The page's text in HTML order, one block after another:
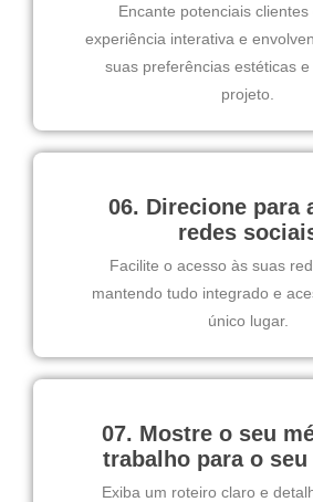
Encante potenciais clientes
experiência interativa e
suas preferências estéticas
projeto.
06. Direcione para
redes
Facilite o acesso às suas
mantendo tudo integrado e
único lugar.
07. Mostre o seu
trabalho para o
Exiba um roteiro claro e